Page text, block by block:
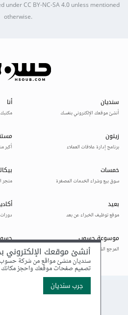
underCC BY-NC-SA 4.0unless mentioned
otherwise.